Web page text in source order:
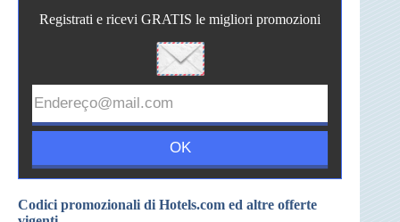
Registrati e ricevi GRATIS le migliori promozioni
Codici promozionali di Hotels.com ed altre offerte